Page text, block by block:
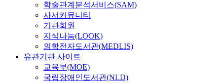
학술관계분석서비스(SAM)
사서커뮤니티
기관회원
지식나눔(LOOK)
의학전자도서관(MEDLIS)
유관기관 사이트
교육부(MOE)
국립장애인도서관(NLD)